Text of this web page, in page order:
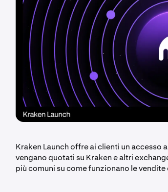
Kraken Launch offre ai clienti un accesso
vengano quotati su Kraken e altri
più comuni su come funzionano le vendite